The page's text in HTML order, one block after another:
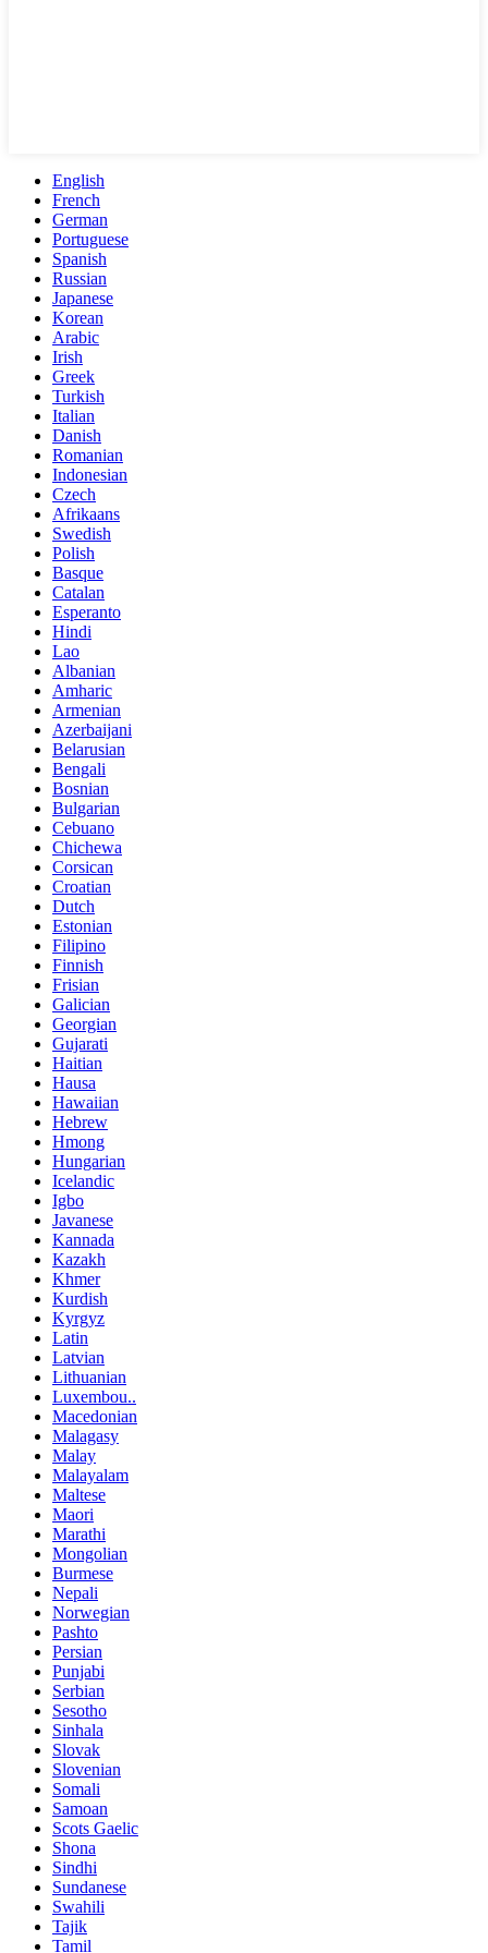
English
French
German
Portuguese
Spanish
Russian
Japanese
Korean
Arabic
Irish
Greek
Turkish
Italian
Danish
Romanian
Indonesian
Czech
Afrikaans
Swedish
Polish
Basque
Catalan
Esperanto
Hindi
Lao
Albanian
Amharic
Armenian
Azerbaijani
Belarusian
Bengali
Bosnian
Bulgarian
Cebuano
Chichewa
Corsican
Croatian
Dutch
Estonian
Filipino
Finnish
Frisian
Galician
Georgian
Gujarati
Haitian
Hausa
Hawaiian
Hebrew
Hmong
Hungarian
Icelandic
Igbo
Javanese
Kannada
Kazakh
Khmer
Kurdish
Kyrgyz
Latin
Latvian
Lithuanian
Luxembou..
Macedonian
Malagasy
Malay
Malayalam
Maltese
Maori
Marathi
Mongolian
Burmese
Nepali
Norwegian
Pashto
Persian
Punjabi
Serbian
Sesotho
Sinhala
Slovak
Slovenian
Somali
Samoan
Scots Gaelic
Shona
Sindhi
Sundanese
Swahili
Tajik
Tamil